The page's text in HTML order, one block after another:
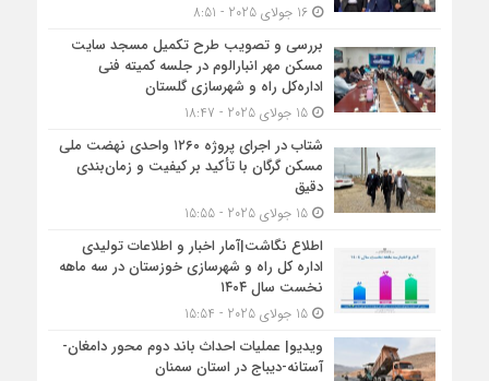
16 جولای 2025 - 8:51
بررسی و تصویب طرح تکمیل مسجد سایت
مسکن مهر انبارالوم در جلسه کمیته فنی
اداره‌کل راه و شهرسازی گلستان
15 جولای 2025 - 18:47
شتاب در اجرای پروژه ۱۲۶۰ واحدی نهضت ملی
مسکن گرگان با تأکید بر کیفیت و زمان‌بندی
دقیق
15 جولای 2025 - 15:55
اطلاع نگاشت|آمار اخبار و اطلاعات تولیدی
اداره کل راه و شهرسازی خوزستان در سه ماهه
نخست سال ۱۴۰۴
15 جولای 2025 - 15:54
ویدیو| عملیات احداث باند دوم محور دامغان-
آستانه-دیباج در استان سمنان